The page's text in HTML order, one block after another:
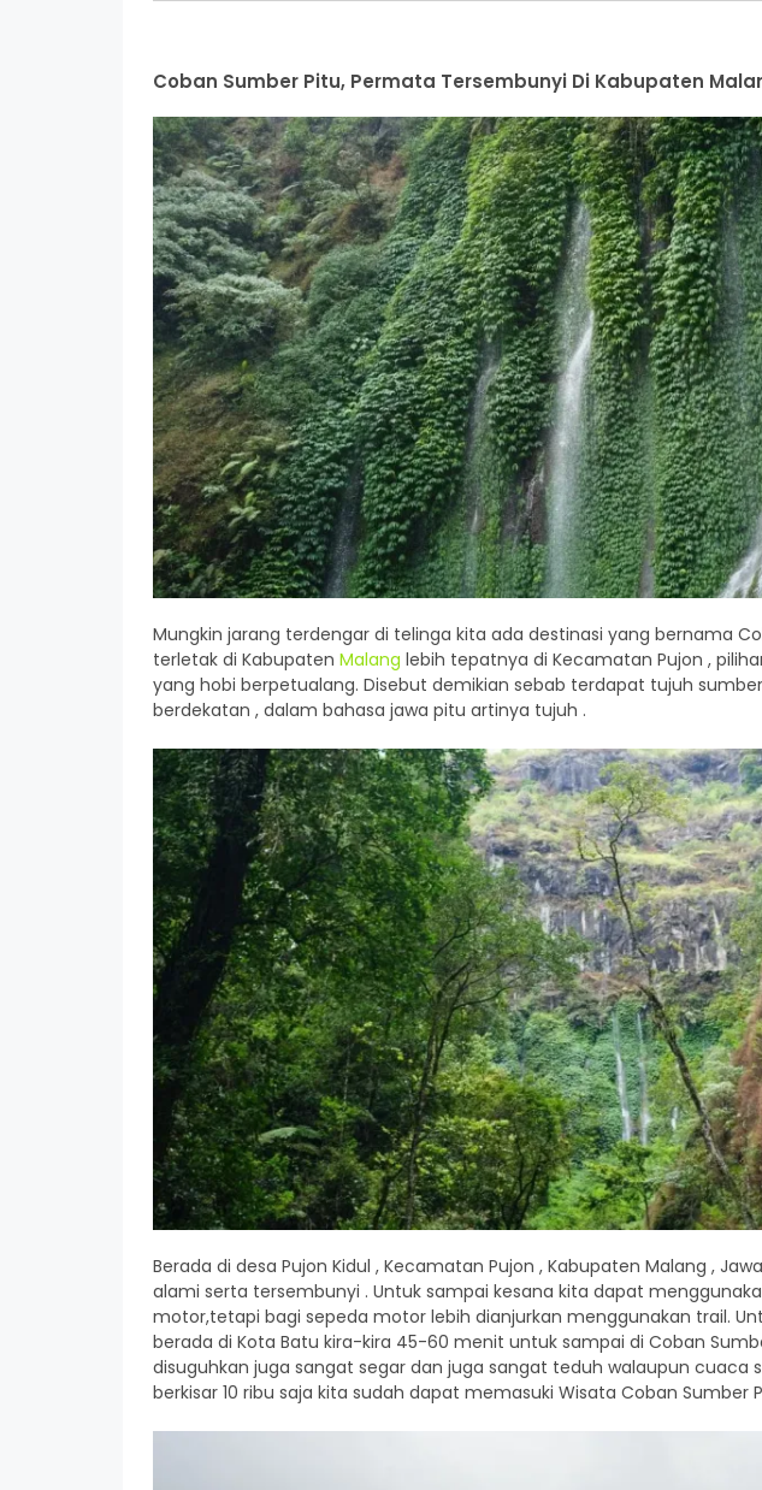
Coban Sumber Pitu, Permata Tersembunyi Di Kabupaten
Mungkin jarang terdengar di telinga kita ada destinasi yang bernama
terletak di Kabupaten Malang lebih tepatnya di Kecamatan Pujon ,
yang hobi berpetualang. Disebut demikian sebab terdapat tujuh
berdekatan , dalam bahasa jawa pitu artinya tujuh .
Berada di desa Pujon Kidul , Kecamatan Pujon , Kabupaten Malang ,
alami serta tersembunyi . Untuk sampai kesana kita dapat
motor,tetapi bagi sepeda motor lebih dianjurkan menggunakan trail.
berada di Kota Batu kira-kira 45-60 menit untuk sampai di Coban
disuguhkan juga sangat segar dan juga sangat teduh walaupun cuaca
berkisar 10 ribu saja kita sudah dapat memasuki Wisata Coban Sumber